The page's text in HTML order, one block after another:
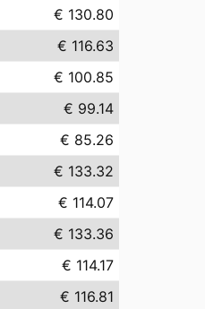
€ 130.80
€ 116.63
€ 100.85
€ 99.14
€ 85.26
€ 133.32
€ 114.07
€ 133.36
€ 114.17
€ 116.81